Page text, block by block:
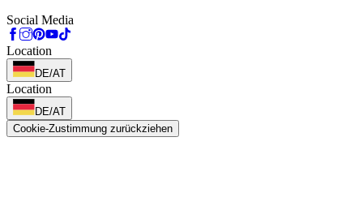
Social Media
Location
DE/AT
Location
DE/AT
Cookie-Zustimmung zurückziehen